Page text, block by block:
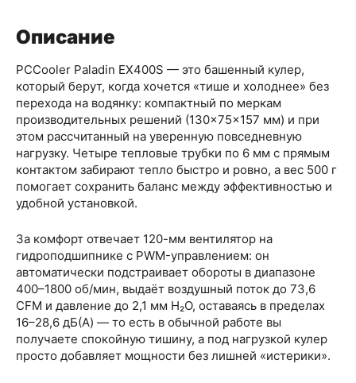
Описание
PCCooler Paladin EX400S — это башенный кулер,
который берут, когда хочется «тише и холоднее» без
перехода на водянку: компактный по меркам
производительных решений (130×75×157 мм) и при
этом рассчитанный на уверенную повседневную
нагрузку. Четыре тепловые трубки по 6 мм с прямым
контактом забирают тепло быстро и ровно, а вес 500 г
помогает сохранить баланс между эффективностью и
удобной установкой.
За комфорт отвечает 120-мм вентилятор на
гидроподшипнике с PWM-управлением: он
автоматически подстраивает обороты в диапазоне
400–1800 об/мин, выдаёт воздушный поток до 73,6
CFM и давление до 2,1 мм H₂O, оставаясь в пределах
16–28,6 дБ(A) — то есть в обычной работе вы
получаете спокойную тишину, а под нагрузкой кулер
просто добавляет мощности без лишней «истерики».